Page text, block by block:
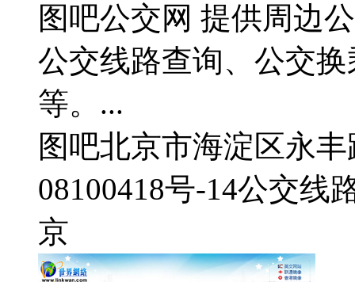
图吧公交网 提供周边
公交线路查询、公交
等。...
图吧北京市海淀区永
08100418号-14公交线
京